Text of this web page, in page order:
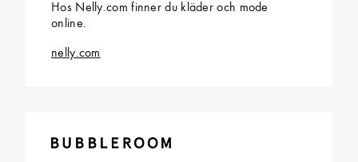
Hos Nelly.com finner du kläder och mode
online.
nelly.com